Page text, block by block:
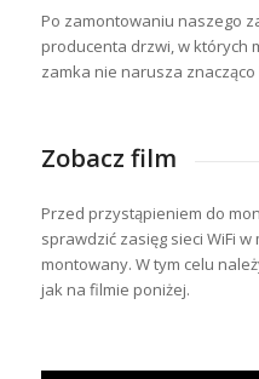
Po zamontowaniu naszego
producenta drzwi, w których
zamka nie narusza
Zobacz film
Przed przystąpieniem do
sprawdzić zasięg sieci WiFi
montowany. W tym celu
jak na filmie poniżej.